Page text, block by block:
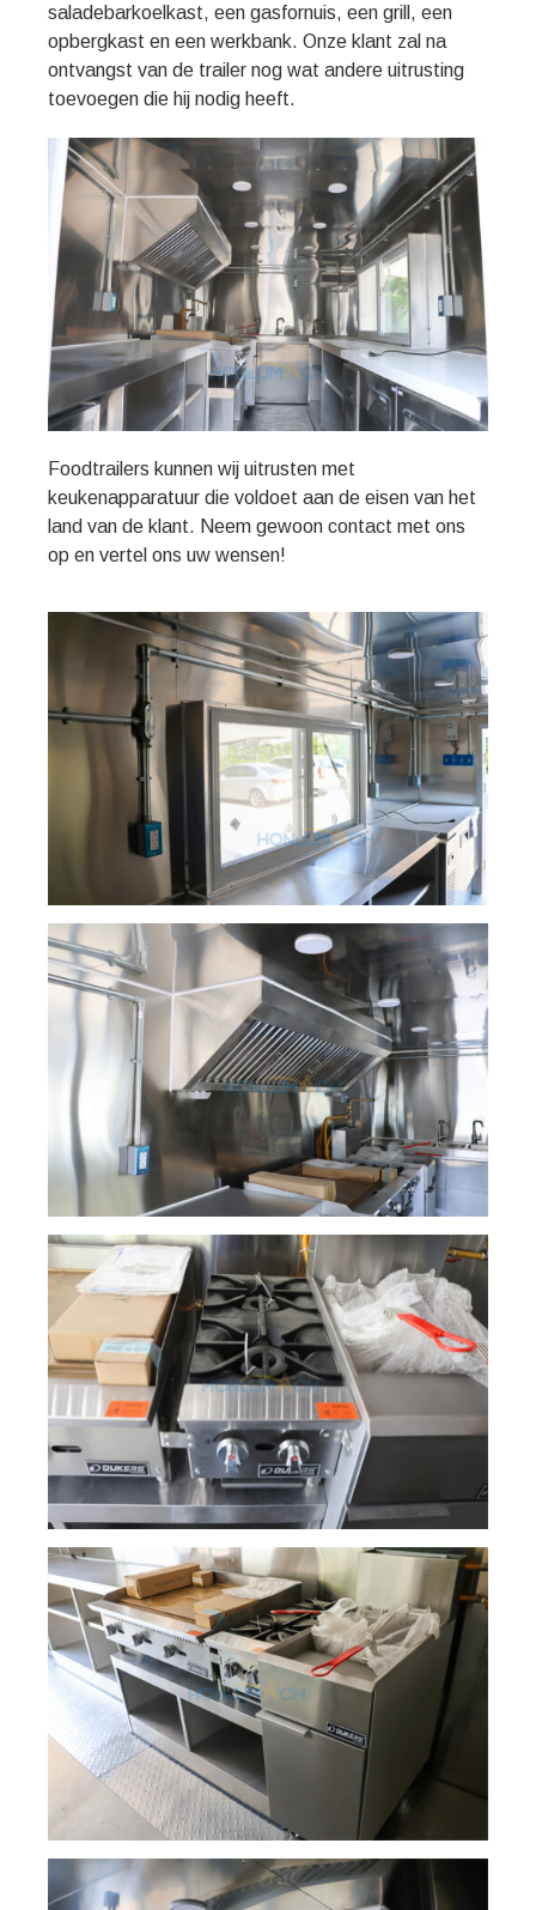
saladebarkoelkast, een gasfornuis, een grill, een
opbergkast en een werkbank. Onze klant zal na
ontvangst van de trailer nog wat andere uitrusting
toevoegen die hij nodig heeft.
Foodtrailers kunnen wij uitrusten met
keukenapparatuur die voldoet aan de eisen van het
land van de klant. Neem gewoon contact met ons
op en vertel ons uw wensen!